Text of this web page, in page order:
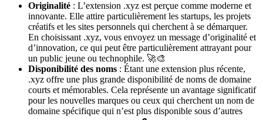
Originalité : L’extension .xyz est perçue comme moderne et
innovante. Elle attire particulièrement les startups, les projets
créatifs et les sites personnels qui cherchent à se démarquer.
En choisissant .xyz, vous envoyez un message d’originalité et
d’innovation, ce qui peut être particulièrement attrayant pour
un public jeune ou technophile. 🚀🎨
Disponibilité des noms : Étant une extension plus récente,
.xyz offre une plus grande disponibilité de noms de domaine
courts et mémorables. Cela représente un avantage significatif
pour les nouvelles marques ou ceux qui cherchent un nom de
domaine spécifique qui n’est plus disponible sous d’autres